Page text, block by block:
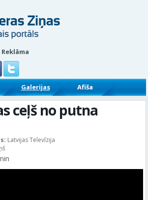
Reklāma
Galerijas
Afiša
ceļš no putna
Latvijas Televīzija